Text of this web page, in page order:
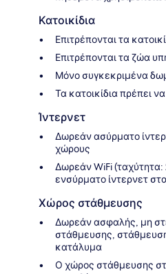
Κατοικίδια
Επιτρέπονται τα
Επιτρέπονται τα ζώα
Μόνο συγκεκριμένα
Τα κατοικίδια πρέπει
Ίντερνετ
Δωρεάν ασύρματο
χώρους
Δωρεάν WiFi
ενσύρματο ίντερνετ
Χώρος στάθμευσης
Δωρεάν ασφαλής, μη
στάθμευσης,
κατάλυμα
Ο χώρος στάθμευσης